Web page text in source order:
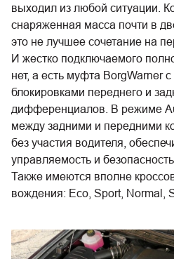
выходил из любой ситуации.
снаряженная масса почти в
это не лучшее сочетание на
И жестко подключаемого
нет, а есть муфта BorgWarner
блокировками переднего и
дифференциалов. В режиме
между задними и передними
без участия водителя,
управляемость и
Также имеются вполне
вождения: Eco, Sport, Normal,